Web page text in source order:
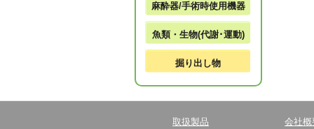
麻酔器/手術時使用機器
魚類・生物(代謝･運動)
掘り出し物
取扱製品 会社概